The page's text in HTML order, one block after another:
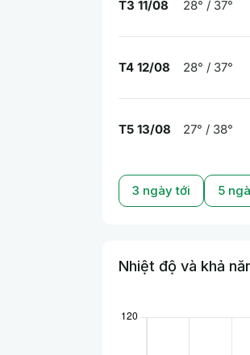
T3 11/08 28° / 37°
T4 12/08 28° / 37°
T5 13/08 27° / 38°
3 ngày tới 5
Nhiệt độ và khả